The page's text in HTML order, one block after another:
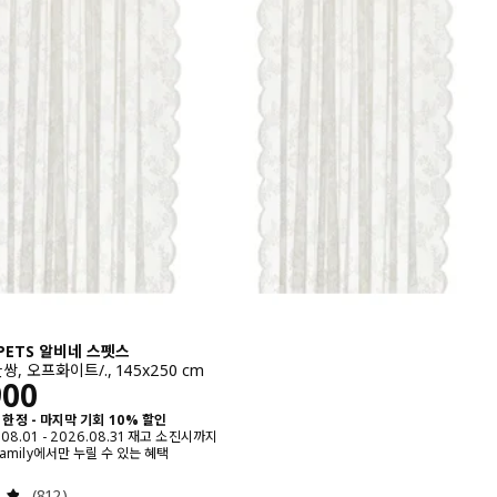
알비네 스펫스
쌍, 오프화이트/., 145x250 cm
12900
한정 - 마지막 기회 10% 할인
- 2026.08.31 재고 소진시까지
에서만 누릴 수 있는 혜택
검토: 4.8 밖으로 5 별. 총 리뷰 수: